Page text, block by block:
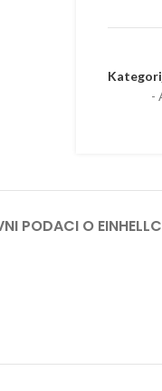
-
PODACI O EINHELL